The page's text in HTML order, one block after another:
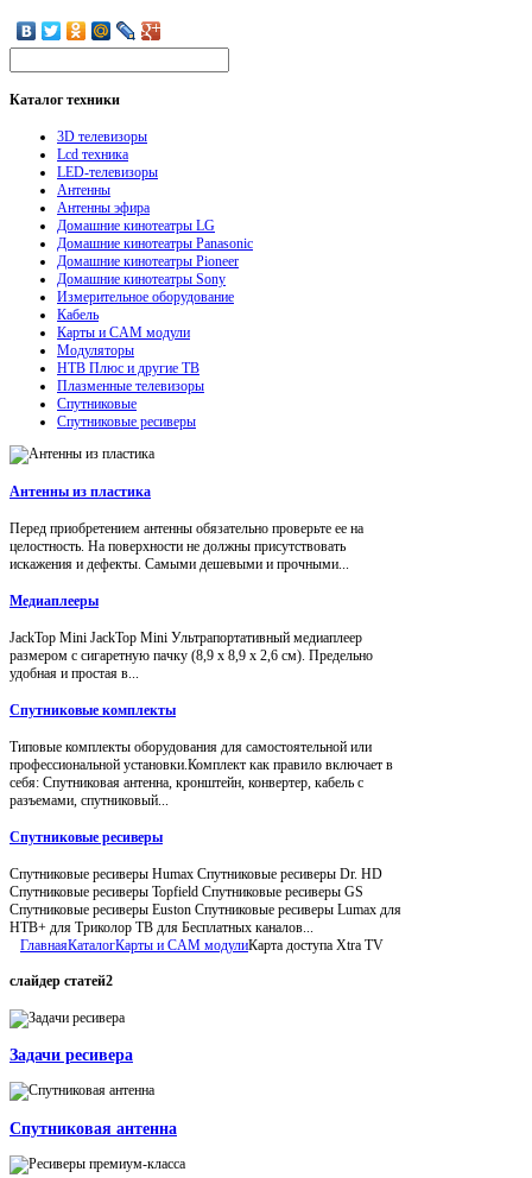
Каталогтехники
3D телевизоры
Lcd техника
LED-телевизоры
Антенны
Антенны эфира
Домашние кинотеатры LG
Домашние кинотеатры Panasonic
Домашние кинотеатры Pioneer
Домашние кинотеатры Sony
Измерительное оборудование
Кабель
Карты и CAM модули
Модуляторы
НТВ Плюс и другие ТВ
Плазменные телевизоры
Спутниковые
Спутниковые ресиверы
Антенны из пластика
Перед приобретением антенны обязательно проверьте ее на
целостность. На поверхности не должны присутствовать
искажения и дефекты. Самыми дешевыми и прочными...
Медиаплееры
JackTop Mini JackTop Mini Ультрапортативный медиаплеер
размером с сигаретную пачку (8,9 x 8,9 x 2,6 см). Предельно
удобная и простая в...
Спутниковые комплекты
Типовые комплекты оборудования для самостоятельной или
профессиональной установки.Комплект как правило включает в
себя: Спутниковая антенна, кронштейн, конвертер, кабель с
разъемами, спутниковый...
Спутниковые ресиверы
Спутниковые ресиверы Humax Спутниковые ресиверы Dr. HD
Спутниковые ресиверы Topfield Спутниковые ресиверы GS
Спутниковые ресиверы Euston Спутниковые ресиверы Lumax для
НТВ+ для Триколор ТВ для Бесплатных каналов...
ГлавнаяКаталогКарты и CAM модулиКарта доступа Xtra TV
слайдер статей2
Задачи ресивера
Спутниковая антенна